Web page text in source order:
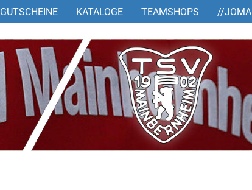
GUTSCHEINE KATALOGE TEAMSHOPS //JOMA